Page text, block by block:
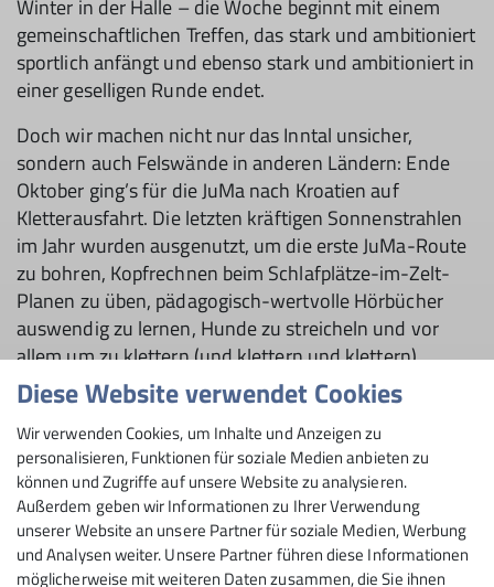
Winter in der Halle – die Woche beginnt mit einem
gemeinschaftlichen Treffen, das stark und ambitioniert
sportlich anfängt und ebenso stark und ambitioniert in
einer geselligen Runde endet.
Doch wir machen nicht nur das Inn­tal unsicher,
sondern auch Felswände in anderen Ländern: Ende
Oktober ging’s für die JuMa nach Kroatien auf
Kletterausfahrt. Die letzten kräftigen Sonnenstrahlen
im Jahr wurden aus­genutzt, um die erste JuMa-Route
zu bohren, Kopfrechnen beim Schlaf­plätze-im-Zelt-
Planen zu üben, päda­gogisch-wertvolle Hörbücher
auswen­dig zu lernen, Hunde zu streicheln und vor
allem um zu klettern (und klettern und klettern).
Sorgen macht uns im ganzen Jahr vor allem eins: die
Teilnehmer*innenzahl bei nicht-sportaktiven Events
war immer deutlich höher: Beim Sommerfest wurden
die Plätze auf der Bierbank knapp, beim Herbstfest
durften wir uns alle in Tracht statt Kletterhose
kennenlernen, beim Winterwochenende auf dem
Brünnstein­haus bewiesen wir Gesangstalent und
Diese Website verwendet Cookies
Wir verwenden Cookies, um Inhalte und Anzeigen zu
personalisieren, Funktionen für soziale Medien anbieten zu
können und Zugriffe auf unsere Website zu analysieren.
Außerdem geben wir Informationen zu Ihrer Verwendung
unserer Website an unsere Partner für soziale Medien, Werbung
und Analysen weiter. Unsere Partner führen diese Informationen
möglicherweise mit weiteren Daten zusammen, die Sie ihnen